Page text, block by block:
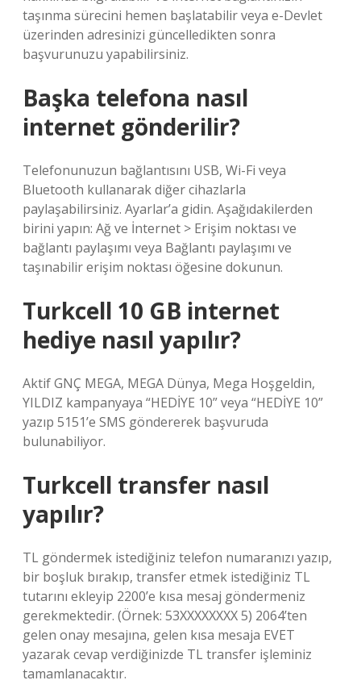
taşınma sürecini hemen başlatabilir veya e-Devlet
üzerinden adresinizi güncelledikten sonra
başvurunuzu yapabilirsiniz.
Başka telefona nasıl
internet gönderilir?
Telefonunuzun bağlantısını USB, Wi-Fi veya
Bluetooth kullanarak diğer cihazlarla
paylaşabilirsiniz. Ayarlar’a gidin. Aşağıdakilerden
birini yapın: Ağ ve İnternet > Erişim noktası ve
bağlantı paylaşımı veya Bağlantı paylaşımı ve
taşınabilir erişim noktası öğesine dokunun.
Turkcell 10 GB internet
hediye nasıl yapılır?
Aktif GNÇ MEGA, MEGA Dünya, Mega Hoşgeldin,
YILDIZ kampanyaya “HEDİYE 10” veya “HEDİYE 10”
yazıp 5151’e SMS göndererek başvuruda
bulunabiliyor.
Turkcell transfer nasıl
yapılır?
TL göndermek istediğiniz telefon numaranızı yazıp,
bir boşluk bırakıp, transfer etmek istediğiniz TL
tutarını ekleyip 2200’e kısa mesaj göndermeniz
gerekmektedir. (Örnek: 53XXXXXXXX 5) 2064’ten
gelen onay mesajına, gelen kısa mesaja EVET
yazarak cevap verdiğinizde TL transfer işleminiz
tamamlanacaktır.